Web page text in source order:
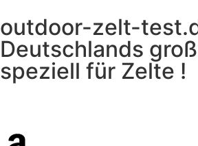
outdoor-zelt-
Deutschlands
speziell für Zelte !